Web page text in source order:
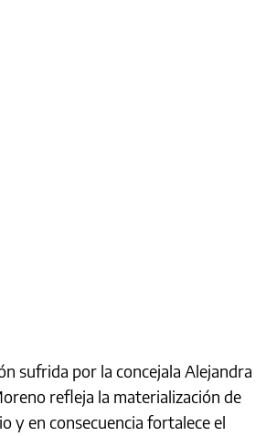
sufrida por la concejala Alejandra
refleja la materialización de
y en consecuencia fortalece el